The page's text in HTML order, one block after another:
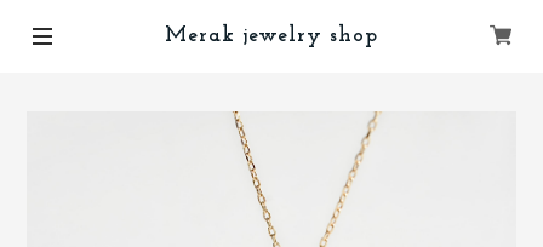
Merak jewelry shop